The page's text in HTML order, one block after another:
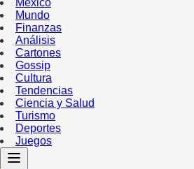
Mundo
Finanzas
Análisis
Cartones
Gossip
Cultura
Tendencias
Ciencia y Salud
Turismo
Deportes
Juegos